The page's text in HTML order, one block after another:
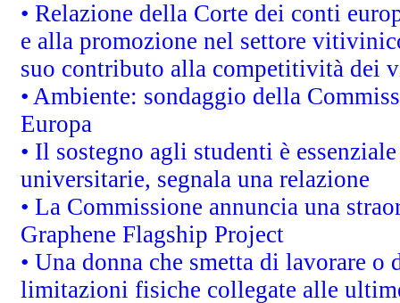
• Relazione della Corte dei conti
e alla promozione nel settore
suo contributo alla competitività dei
• Ambiente: sondaggio della
Europa
• Il sostegno agli studenti è
universitarie, segnala una relazione
• La Commissione annuncia una
Graphene Flagship Project
• Una donna che smetta di lavorare
limitazioni fisiche collegate alle